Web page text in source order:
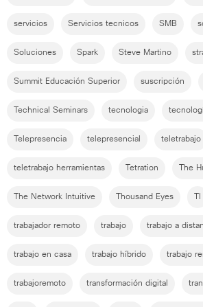
servicios Servicios tecnicos SMB
Soluciones Spark Steve Martino
Summit Educación Superior suscripción
Technical Seminars tecnologia
Telepresencia telepresencial teletrabajo
teletrabajo herramientas Tetration The
The Network Intuitive Thousand Eyes
trabajador remoto trabajo trabajo a
trabajo en casa trabajo híbrido trabajo
trabajoremoto transformación digital